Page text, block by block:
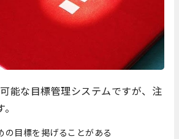
能な目標管理システムですが、注
の目標を掲げることがある